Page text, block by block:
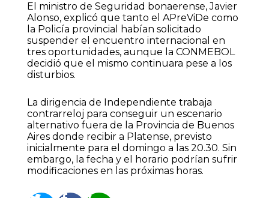
El ministro de Seguridad bonaerense, Javier
Alonso, explicó que tanto el APreViDe como
la Policía provincial habían solicitado
suspender el encuentro internacional en
tres oportunidades, aunque la CONMEBOL
decidió que el mismo continuara pese a los
disturbios.
La dirigencia de Independiente trabaja
contrarreloj para conseguir un escenario
alternativo fuera de la Provincia de Buenos
Aires donde recibir a Platense, previsto
inicialmente para el domingo a las 20.30. Sin
embargo, la fecha y el horario podrían sufrir
modificaciones en las próximas horas.